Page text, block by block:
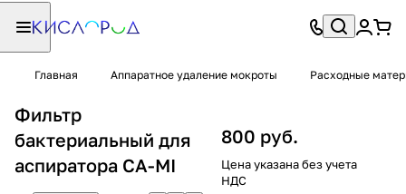
Главная Аппаратное удаление мокроты Расходные
Фильтр
бактериальный для
аспиратора CA-MI
800 руб.
Цена указана без учета
НДС